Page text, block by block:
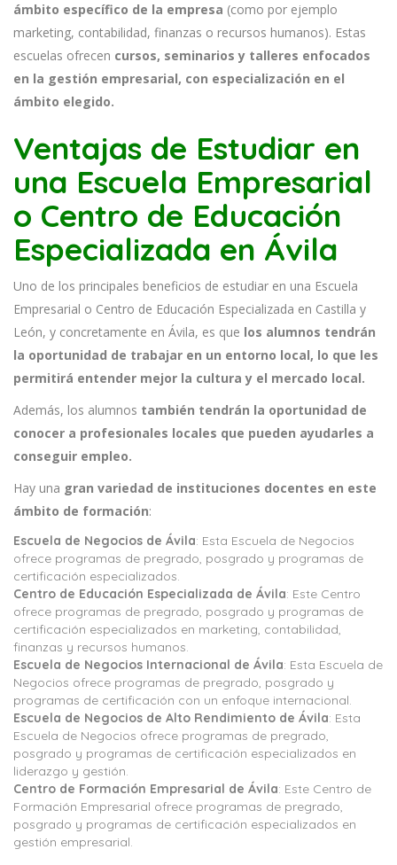
ámbito específico de la empresa (como por ejemplo
marketing, contabilidad, finanzas o recursos humanos). Estas
escuelas ofrecen cursos, seminarios y talleres enfocados
en la gestión empresarial, con especialización en el
ámbito elegido.
Ventajas de Estudiar en
una Escuela Empresarial
o Centro de Educación
Especializada en Ávila
Uno de los principales beneficios de estudiar en una Escuela
Empresarial o Centro de Educación Especializada en Castilla y
León, y concretamente en Ávila, es que los alumnos tendrán
la oportunidad de trabajar en un entorno local, lo que les
permitirá entender mejor la cultura y el mercado local.
Además, los alumnos también tendrán la oportunidad de
conocer a profesionales locales que pueden ayudarles a
conseguir empleo.
Hay una gran variedad de instituciones docentes en este
ámbito de formación:
Escuela de Negocios de Ávila: Esta Escuela de Negocios
ofrece programas de pregrado, posgrado y programas de
certificación especializados.
Centro de Educación Especializada de Ávila: Este Centro
ofrece programas de pregrado, posgrado y programas de
certificación especializados en marketing, contabilidad,
finanzas y recursos humanos.
Escuela de Negocios Internacional de Ávila: Esta Escuela de
Negocios ofrece programas de pregrado, posgrado y
programas de certificación con un enfoque internacional.
Escuela de Negocios de Alto Rendimiento de Ávila: Esta
Escuela de Negocios ofrece programas de pregrado,
posgrado y programas de certificación especializados en
liderazgo y gestión.
Centro de Formación Empresarial de Ávila: Este Centro de
Formación Empresarial ofrece programas de pregrado,
posgrado y programas de certificación especializados en
gestión empresarial.